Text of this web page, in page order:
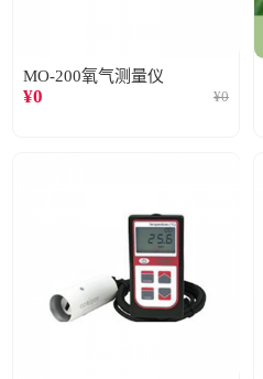
MO-200氧气测量仪
¥0 ¥0